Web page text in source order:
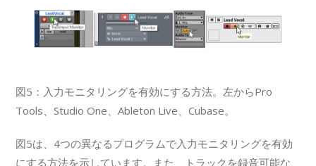
図5：入力モニタリングを有効にする方法。左からPro
Tools、Studio One、Ableton Live、Cubase。
図5は、4つの異なるプログラムで入力モニタリングを有効
にする方法を示しています。また、トラックを録音可能な